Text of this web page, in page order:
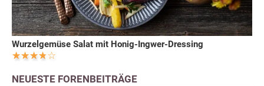
Wurzelgemüse Salat mit Honig-Ingwer-Dressing
NEUESTE FORENBEITRÄGE